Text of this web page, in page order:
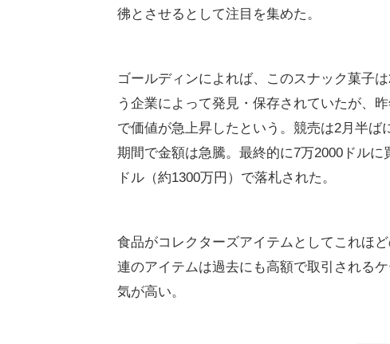
彿とさせるとして注目を集めた。
ゴールディンによれば、このスナック菓子
う企業によって発見・保存されていたが、
で価値が急上昇したという。競売は2月半ば
期間で金額は急騰。最終的に7万2000ドル
ドル（約1300万円）で落札された。
食品がコレクターズアイテムとしてこれほ
連のアイテムは過去にも高額で取引される
気が高い。